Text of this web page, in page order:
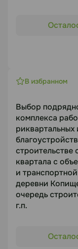
В работе
социально-
Боровлянского
Предмет торгов
Выбор
комплекса
Срок подачи
12.08.2026
Документация
Выбор
комплекса
риквартальных
строительстве
квартала с
и
деревни
очередь
г.п.
В избранном